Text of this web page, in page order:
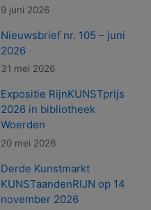
9 juni 2026
Nieuwsbrief nr. 105 – juni
2026
31 mei 2026
Expositie RijnKUNSTprijs
2026 in bibliotheek
Woerden
20 mei 2026
Derde Kunstmarkt
KUNSTaandenRIJN op 14
november 2026